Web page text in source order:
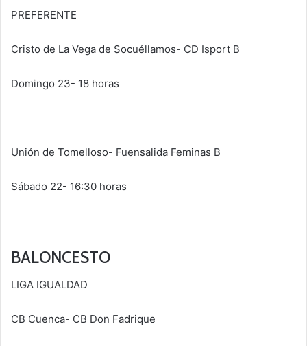
PREFERENTE
Cristo de La Vega de Socuéllamos- CD Isport B
Domingo 23- 18 horas
Unión de Tomelloso- Fuensalida Feminas B
Sábado 22- 16:30 horas
BALONCESTO
LIGA IGUALDAD
CB Cuenca- CB Don Fadrique